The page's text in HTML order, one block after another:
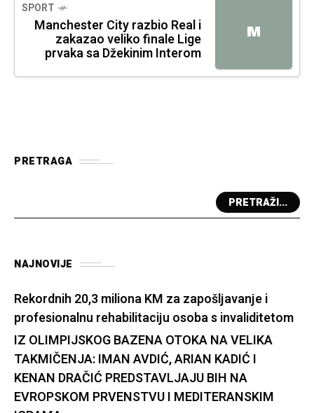
M
SPORT
Manchester City razbio Real i
zakazao veliko finale Lige
prvaka sa Džekinim Interom
PRETRAGA
PRETRAŽI...
NAJNOVIJE
Rekordnih 20,3 miliona KM za zapošljavanje i
profesionalnu rehabilitaciju osoba s invaliditetom
IZ OLIMPIJSKOG BAZENA OTOKA NA VELIKA
TAKMIČENJA: IMAN AVDIĆ, ARIAN KADIĆ I
KENAN DRAČIĆ PREDSTAVLJAJU BIH NA
EVROPSKOM PRVENSTVU I MEDITERANSKIM